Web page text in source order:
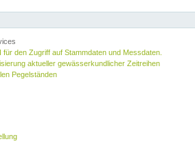
den Zugriff auf Stammdaten und Messdaten.
aktueller gewässerkundlicher Zeitreihen
Pegelständen